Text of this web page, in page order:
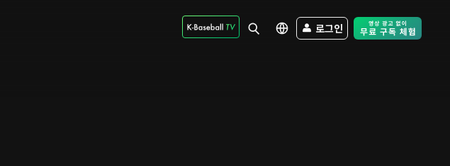
로그인 Free Trial -